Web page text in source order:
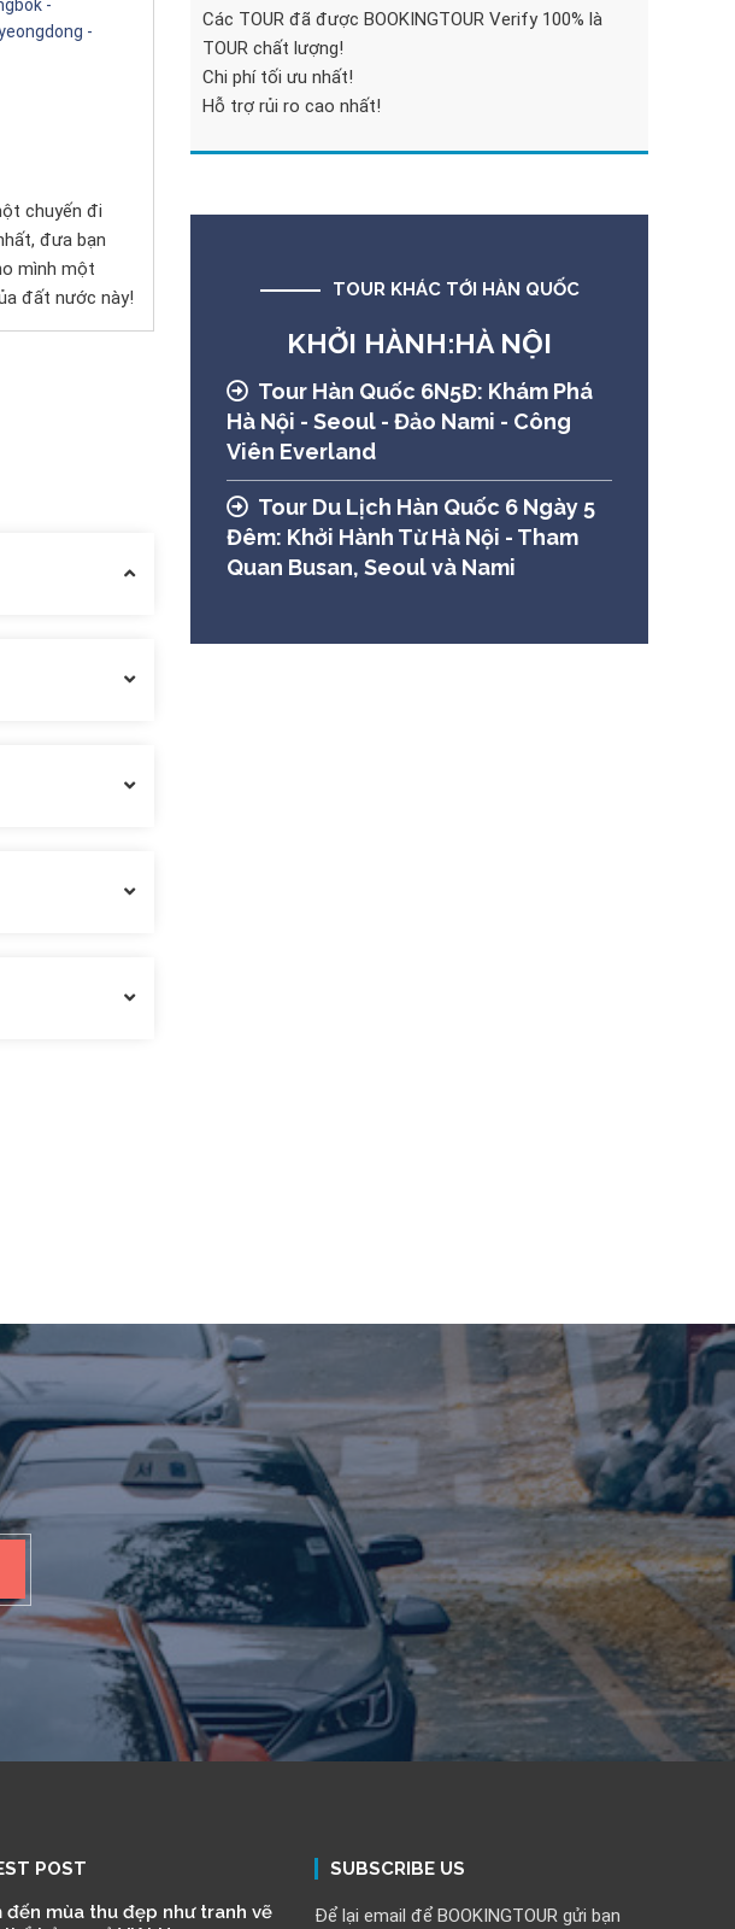
-
-
chuyến đi
đưa bạn
mình một
đất nước này!
Các TOUR đã được BOOKINGTOUR Verify 100% là
TOUR chất lượng!
Chi phí tối ưu nhất!
Hỗ trợ rủi ro cao nhất!
TOUR KHÁC TỚI HÀN QUỐC
KHỞI HÀNH:HÀ NỘI
Tour Hàn Quốc 6N5Đ: Khám Phá
Hà Nội - Seoul - Đảo Nami - Công
Viên Everland
Tour Du Lịch Hàn Quốc 6 Ngày 5
Đêm: Khởi Hành Từ Hà Nội - Tham
Quan Busan, Seoul và Nami
POST
đến mùa thu đẹp như tranh vẽ
SUBSCRIBE US
Để lại email để BOOKINGTOUR gửi bạn